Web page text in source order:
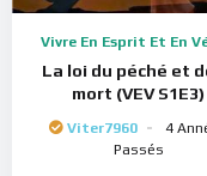
Vivre En Esprit Et En
La loi du péché et
mort (VEV S1E3)
Viter7960
4
Passés